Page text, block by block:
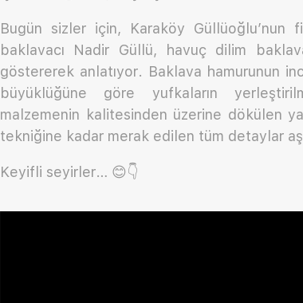
Bugün sizler için, Karaköy
baklavacı Nadir Güllü, havuç dilim
göstererek anlatıyor. Baklava hamurunun
büyüklüğüne göre yufkaların
malzemenin kalitesinden üzerine dökülen
tekniğine kadar merak edilen tüm detaylar
Keyifli seyirler… 😊👇